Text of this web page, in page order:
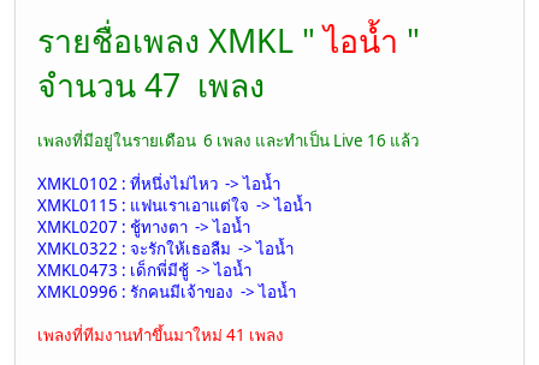
รายชื่อเพลง XMKL "ไอน้ำ "
จำนวน 47 เพลง
เพลงที่มีอยู่ในรายเดือน 6 เพลง และทำเป็น Live 16 แล้ว
XMKL0102 : ที่หนึ่งไม่ไหว -> ไอน้ำ
XMKL0115 : แฟนเราเอาแต่ใจ -> ไอน้ำ
XMKL0207 : ชู้ทางตา -> ไอน้ำ
XMKL0322 : จะรักให้เธอลืม -> ไอน้ำ
XMKL0473 : เด็กพี่มีชู้ -> ไอน้ำ
XMKL0996 : รักคนมีเจ้าของ -> ไอน้ำ
เพลงที่ทีมงานทำขึ้นมาใหม่ 41 เพลง